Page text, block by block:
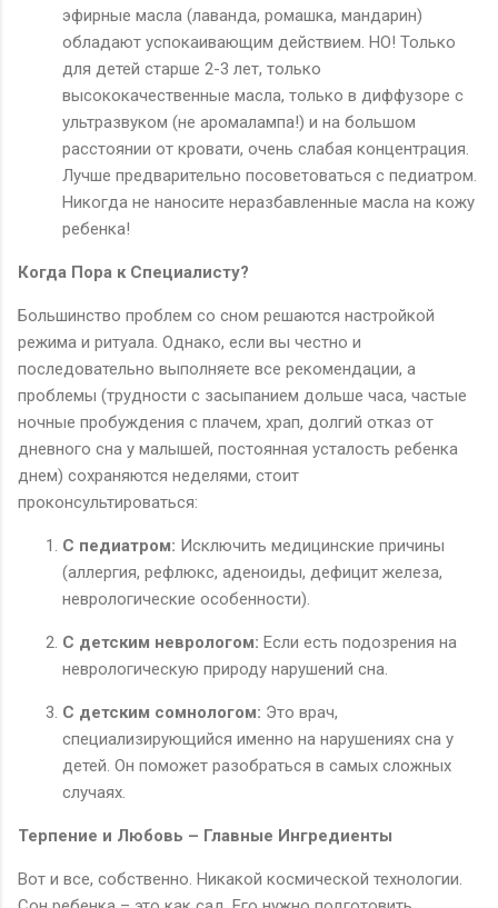
эфирные масла (лаванда, ромашка, мандарин)
обладают успокаивающим действием. НО! Только
для детей старше 2-3 лет, только
высококачественные масла, только в диффузоре с
ультразвуком (не аромалампа!) и на большом
расстоянии от кровати, очень слабая концентрация.
Лучше предварительно посоветоваться с педиатром.
Никогда не наносите неразбавленные масла на кожу
ребенка!
Когда Пора к Специалисту?
Большинство проблем со сном решаются настройкой
режима и ритуала. Однако, если вы честно и
последовательно выполняете все рекомендации, а
проблемы (трудности с засыпанием дольше часа, частые
ночные пробуждения с плачем, храп, долгий отказ от
дневного сна у малышей, постоянная усталость ребенка
днем) сохраняются неделями, стоит
проконсультироваться:
С педиатром: Исключить медицинские причины
(аллергия, рефлюкс, аденоиды, дефицит железа,
неврологические особенности).
С детским неврологом: Если есть подозрения на
неврологическую природу нарушений сна.
С детским сомнологом: Это врач,
специализирующийся именно на нарушениях сна у
детей. Он поможет разобраться в самых сложных
случаях.
Терпение и Любовь – Главные Ингредиенты
Вот и все, собственно. Никакой космической технологии.